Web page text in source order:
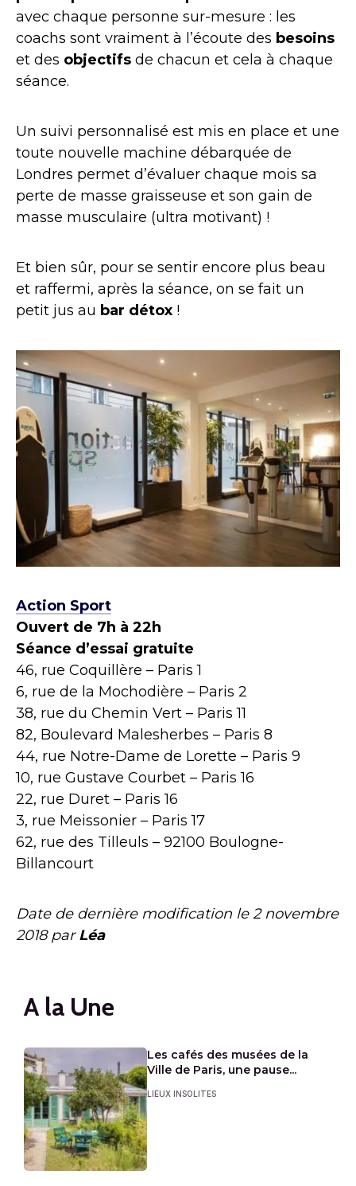
avec chaque personne sur-mesure : les
coachs sont vraiment à l’écoute des besoins
et des objectifs de chacun et cela à chaque
séance.
Un suivi personnalisé est mis en place et une
toute nouvelle machine débarquée de
Londres permet d’évaluer chaque mois sa
perte de masse graisseuse et son gain de
masse musculaire (ultra motivant) !
Et bien sûr, pour se sentir encore plus beau
et raffermi, après la séance, on se fait un
petit jus au bar détox !
Action Sport
Ouvert de 7h à 22h
Séance d’essai gratuite
46, rue Coquillère – Paris 1
6, rue de la Mochodière – Paris 2
38, rue du Chemin Vert – Paris 11
82, Boulevard Malesherbes – Paris 8
44, rue Notre-Dame de Lorette – Paris 9
10, rue Gustave Courbet – Paris 16
22, rue Duret – Paris 16
3, rue Meissonier – Paris 17
62, rue des Tilleuls – 92100 Boulogne-
Billancourt
Date de dernière modification le2 novembre
2018parLéa
A la Une
Les cafés des musées de la
Ville de Paris, une pause...
LIEUX INSOLITES